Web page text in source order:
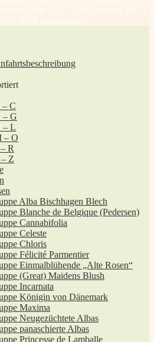
Am 31.07.2026 nur von 10-13
geschlossen!
– C
– G
– L
– O
R
Z
Alba Bischhagen Blech
Blanche de Belgique (Pedersen)
Cannabifolia
Celeste
Chloris
Félicité Parmentier
Einmalblühende „Alte Rosen“
(Great) Maidens Blush
Incarnata
Königin von Dänemark
Maxima
Neugezüchtete Albas
panaschierte Albas
Princesse de Lamballe